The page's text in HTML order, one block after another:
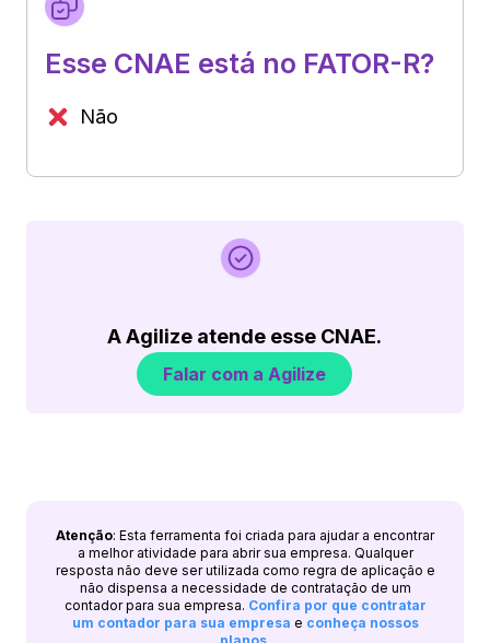
Esse CNAE está no FATOR-R?
Não
A Agilize atende esse CNAE.
Falar com a Agilize
Atenção: Esta ferramenta foi criada para ajudar a encontrar
a melhor atividade para abrir sua empresa. Qualquer
resposta não deve ser utilizada como regra de aplicação e
não dispensa a necessidade de contratação de um
contador para sua empresa. Confira por que contratar
um contador para sua empresa e conheça nossos